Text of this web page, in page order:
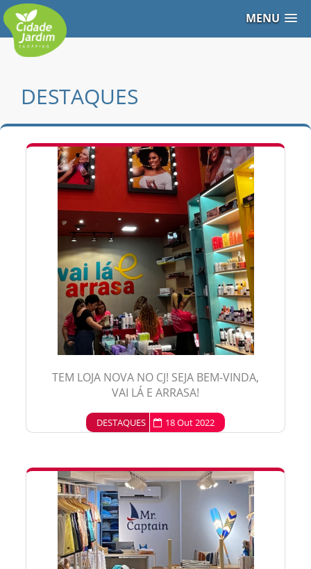
MENU
DESTAQUES
TEM LOJA NOVA NO CJ! SEJA BEM-VINDA,
VAI LÁ E ARRASA!
DESTAQUES 18 Out 2022